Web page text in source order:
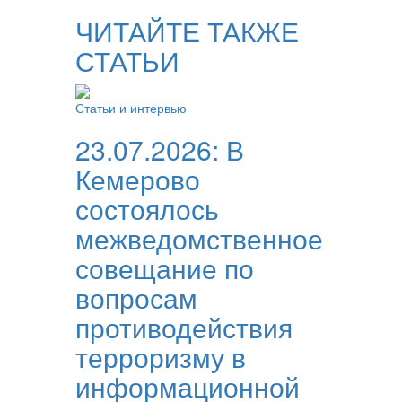
ЧИТАЙТЕ ТАКЖЕ
СТАТЬИ
Статьи и интервью
23.07.2026: В
Кемерово
состоялось
межведомственное
совещание по
вопросам
противодействия
терроризму в
информационной